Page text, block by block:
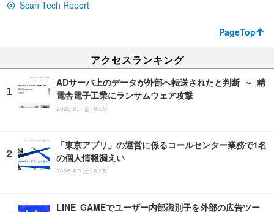
Scan Tech Report
PageTop
アクセスランキング
ADサーバ上のデータが外部へ転送されたと判断 ～ 精
電舎電子工業にランサムウェア攻撃
2026.8.7(金) 8:05
「東京アプリ」の運営に係るコールセンター業務で1名
の個人情報漏えい
2026.8.7(金) 8:05
LINE GAMEでユーザー内部識別子を外部の広告ツー